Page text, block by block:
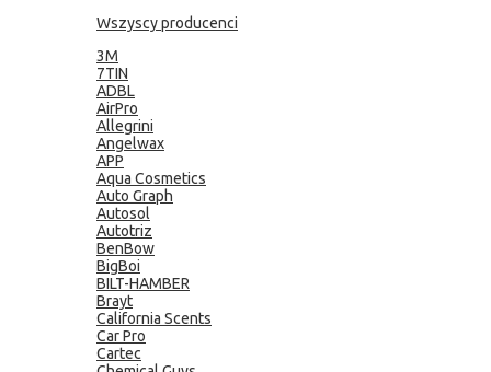
Wszyscy producenci
3M
7TIN
ADBL
AirPro
Allegrini
Angelwax
APP
Aqua Cosmetics
Auto Graph
Autosol
Autotriz
BenBow
BigBoi
BILT-HAMBER
Brayt
California Scents
Car Pro
Cartec